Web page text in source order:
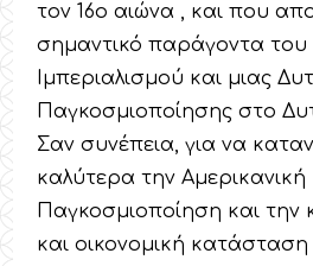
τον 16ο αιώνα , και που
σημαντικό παράγοντα
Ιμπεριαλισμού και μιας
Παγκοσμιοποίησης στο
Σαν συνέπεια, για να
καλύτερα την Αμερικανική
Παγκοσμιοποίηση και την
και οικονομική